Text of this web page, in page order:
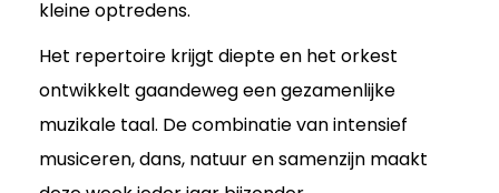
kleine optredens.
Het repertoire krijgt diepte en het orkest
ontwikkelt gaandeweg een gezamenlijke
muzikale taal. De combinatie van intensief
musiceren, dans, natuur en samenzijn maakt